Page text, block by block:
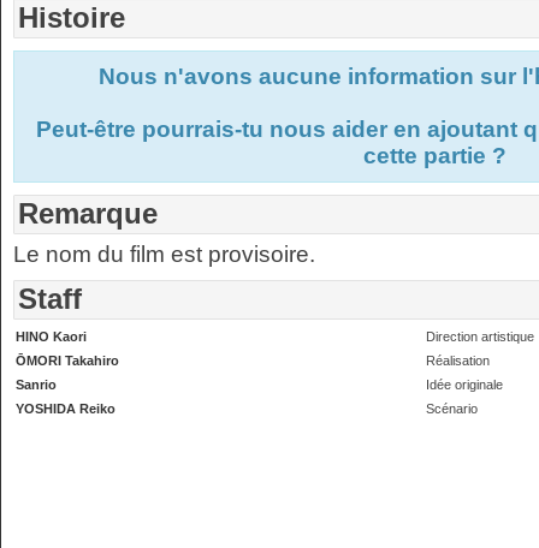
Histoire
Nous n'avons aucune information sur
Peut-être pourrais-tu nous aider en ajoutant
cette partie ?
Remarque
Le nom du film est provisoire.
Staff
HINO Kaori
Direction artistique
ŌMORI Takahiro
Réalisation
Sanrio
Idée originale
YOSHIDA Reiko
Scénario